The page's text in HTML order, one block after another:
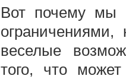
Вот почему мы
ограничениями,
веселые
того, что